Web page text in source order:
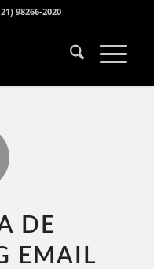
98266-2020
DE
EMAIL​